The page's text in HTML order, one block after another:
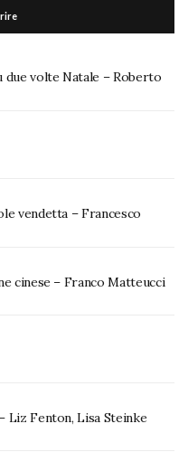
due volte Natale – Roberto
vendetta – Francesco
cinese – Franco Matteucci
Liz Fenton, Lisa Steinke